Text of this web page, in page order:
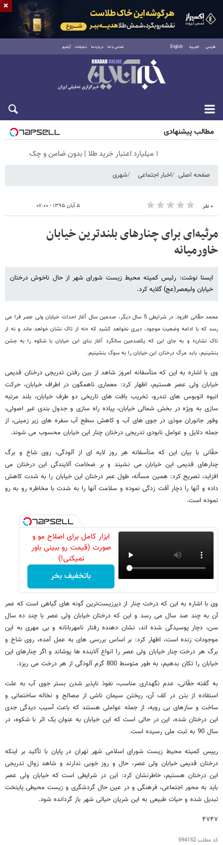
فارسی العربية English تماس با ما درباره ما تبلیغات آرشیو
شنبه ۱۷ مرداد ۱۴۰۵
مطالب پیشنهادی
۱ میلیارد اعتبار خرید طلا | بدون ضامن و چک
صفحه اصلی اخبار اجتماعی شهری
۰ نفر ۵ آبان ۱۳۹۵ - ۰۷:۰۰
مرثیه‌ای برای چنارهای بلندترین خیابان
خاورمیانه
ایسنا نوشت: رئیس کمیته محیط زیست شورای شهر از حال ناخوش درختان
خیابان ولیعصر(عج) گلایه کرد.
محمد حقّانی افزود: در شرایطی 5 سال دیگر، صدمین سال آغاز احداث خیابان ولی ‌عصر فرا می
رسد که با ادامه وضعیت موجود، دیری نخواهد کشید که «نه از تاک نشان خواهد ماند و نه از
تاک نشان» و به جای این که یکصدمین سالگرد آغاز بنای این خیابان با شکوه را به جشن
بنشینیم، باید مرگ درختان این خیابان را به سوگ بنشینیم.
وی با اشاره به این که متأسفانه امروز شاهد از بین رفتن تدریجی درختان قدیمی
خیابان ولی عصر هستیم، اظهار کرد: معماری ناهمگون در اطراف خیابان، حرکت
انبوه اتوبوس های تندرو، تخریب بافت های تاریخی دو طرف خیابان، بلند مرتبه
سازی به ویژه در بخش‌ شمالی خیابان، پیاده راه سازی و جدول بندی غیر اصولی،
وفور جانوران موذی در جوی های آب و کاهش سطح آب سفره های زیر زمینی، از
جمله دلایل و عوامل نابودی تدریجی درختان چنار این خیابان محسوب می شوند.
حقّانی با بیان این که متأسفانه هر روز لایه ای از آلودگی، روی شاخ و برگ
چنارهای قدیمی این خیابان می نشیند و بر ضخامت آلایندگی این درختان می
افزاید، تصریح کرد: همین مسأله، طول عمر درختان این خیابان را به شدت کاهش
داده و آنها را دچار آفت زدگی نموده و سلامت آنها را به شدت با مخاطره رو به رو
نموده است.
ابزار کامل برای اصلاح مو و
صورت (قیمت رو ببینی باور
نمیکنی!)
باتخفیف بخر
وی با اشاره به این که درخت چنار از دیرزیست‌ترین گونه های گیاهی است که عمر
آن به چند صد سال می رسد و این که درختان خیابان ولی عصر با چند ده سال
سن، دچار پوسیدگی شده اند، نشان دهنده رفتار نامهربانانه و بی مهری به این
موجودات زنده است، اظهار کرد: بر اساس بررسی های به عمل آمده، روی شاخ و
برگ هر درخت چنار خیابان ولی عصر را انواع آلاینده ها پوشاند و اگر چنارهای این
خیابان را تکان بدهیم، به طور متوسط 800 گرم آلودگی از هر درخت می ریزد.
به گفته حقّانی، عدم نگهداری مناسب، نفوذ ناپذیر شدن بستر جوی آب به علت
استفاده از بتن در کف آن، ریختن سیمان ناشی از مصالح و نخاله ساختمانی و
ساخت و سازهای بی رویه، از جمله عواملی هستند که باعث آسیب دیدگی جدی
این درختان شده، این در حالی است که این خیابان به عنوان یک اثر با شکوه، در
سال 90 به ثبت ملی رسیده است.
رییس کمیته محیط زیست شورای اسلامی شهر تهران در پایان با تأکید بر اینکه
درختان قدیمی خیابان ولی عصر، حال و روز خوبی ندارند و شاهد زوال تدریجی
این درختان هستیم، خاطرنشان کرد: این در شرایطی است که خیابان ولی عصر
باید به محور اجتماعی، فرهنگی و در عین حال گردشگری و زیست محیطی پایتخت
تبدیل شده و حیات طبیعی به این شریان حیاتی شهر باز گردانده شود.
۴۷۴۷
کد مطلب594152
×